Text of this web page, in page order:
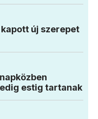
új szerepet
estig tartanak